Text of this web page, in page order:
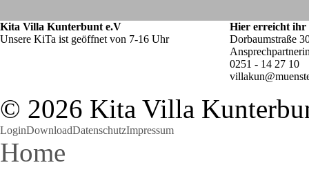
Kita Villa Kunterbunt e.V
Unsere KiTa ist geöffnet von 7-16 Uhr
Hier erreicht ihr
Dorbaumstraße
0251 - 14 27 10
© 2026 Kita Villa
LoginDownloadDatenschutzImpressum
Home